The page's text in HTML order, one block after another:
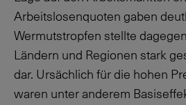
Arbeitslosenquoten gaben
Wermutstropfen stellte
Ländern und Regionen stark
dar. Ursächlich für die hohen
waren unter anderem